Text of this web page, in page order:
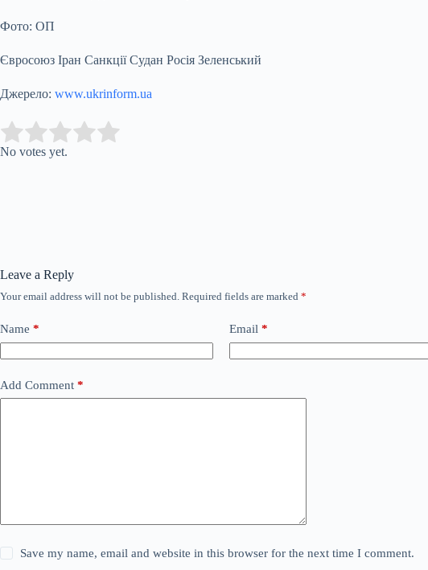
Фото: ОП
Євросоюз Іран Санкції Судан Росія Зеленський
Джерело: www.ukrinform.ua
Rate this item:
No votes yet.
Leave a Reply
Your email address will not be published. Required fields are marked *
Name * Email *
Add Comment *
Save my name, email and website in this browser for the next time I comment.